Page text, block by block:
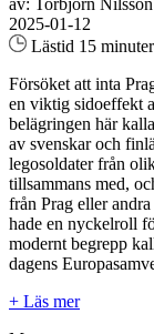
av: Torbjörn Nilsson
2025-01-12
Lästid 15 minuter
Försöket att inta
en viktig sidoeffekt
belägringen här
av svenskar och
legosoldater från
tillsammans med,
från Prag eller
hade en nyckelroll
modernt begrepp
dagens
+ Läs mer